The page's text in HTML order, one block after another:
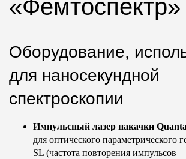
«Фемтоспектр»
Оборудование,
для наносекундной
спектроскопии
Импульсный лазер накачки
для оптического параметрического
SL (частота повторения импульсов